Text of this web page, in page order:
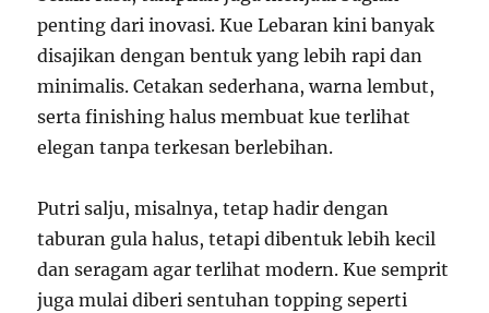
penting dari inovasi. Kue Lebaran kini banyak
disajikan dengan bentuk yang lebih rapi dan
minimalis. Cetakan sederhana, warna lembut,
serta finishing halus membuat kue terlihat
elegan tanpa terkesan berlebihan.
Putri salju, misalnya, tetap hadir dengan
taburan gula halus, tetapi dibentuk lebih kecil
dan seragam agar terlihat modern. Kue semprit
juga mulai diberi sentuhan topping seperti